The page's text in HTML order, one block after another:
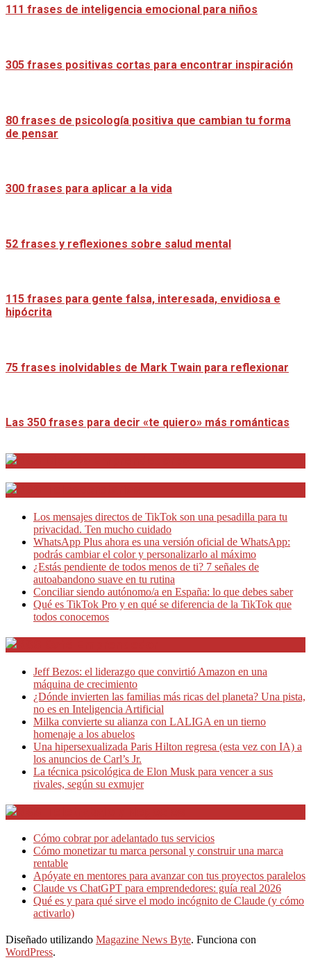
111 frases de inteligencia emocional para niños
305 frases positivas cortas para encontrar inspiración
80 frases de psicología positiva que cambian tu forma
de pensar
300 frases para aplicar a la vida
52 frases y reflexiones sobre salud mental
115 frases para gente falsa, interesada, envidiosa e
hipócrita
75 frases inolvidables de Mark Twain para reflexionar
Las 350 frases para decir «te quiero» más románticas
Los mensajes directos de TikTok son una pesadilla para tu
privacidad. Ten mucho cuidado
WhatsApp Plus ahora es una versión oficial de WhatsApp:
podrás cambiar el color y personalizarlo al máximo
¿Estás pendiente de todos menos de ti? 7 señales de
autoabandono suave en tu rutina
Conciliar siendo autónomo/a en España: lo que debes saber
Qué es TikTok Pro y en qué se diferencia de la TikTok que
todos conocemos
Jeff Bezos: el liderazgo que convirtió Amazon en una
máquina de crecimiento
¿Dónde invierten las familias más ricas del planeta? Una pista,
no es en Inteligencia Artificial
Milka convierte su alianza con LALIGA en un tierno
homenaje a los abuelos
Una hipersexualizada Paris Hilton regresa (esta vez con IA) a
los anuncios de Carl’s Jr.
La técnica psicológica de Elon Musk para vencer a sus
rivales, según su exmujer
Cómo cobrar por adelantado tus servicios
Cómo monetizar tu marca personal y construir una marca
rentable
Apóyate en mentores para avanzar con tus proyectos paralelos
Claude vs ChatGPT para emprendedores: guía real 2026
Qué es y para qué sirve el modo incógnito de Claude (y cómo
activarlo)
Diseñado utilizando Magazine News Byte. Funciona con
WordPress.